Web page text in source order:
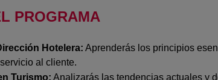
PROGRAMA
Hotelera: Aprenderás los principios
al cliente.
Turismo: Analizarás las tendencias actuales y